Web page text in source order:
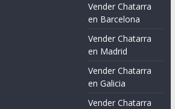
Vender Chatarra
en Barcelona
Vender Chatarra
en Madrid
Vender Chatarra
en Galicia
Vender Chatarra